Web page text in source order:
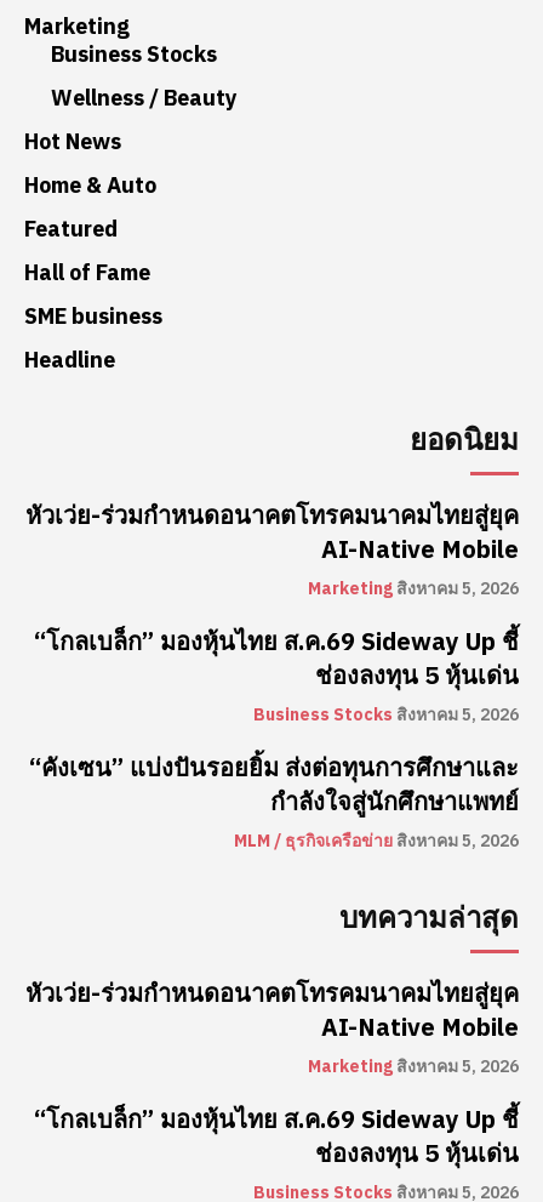
Marketing
Business Stocks
Wellness / Beauty
Hot News
Home & Auto
Featured
Hall of Fame
SME business
Headline
ยอดนิยม
หัวเว่ย-ร่วมกำหนดอนาคตโทรคมนาคมไทยสู่ยุค
AI-Native Mobile
Marketingสิงหาคม 5, 2026
“โกลเบล็ก” มองหุ้นไทย ส.ค.69 Sideway Up ชี้
ช่องลงทุน 5 หุ้นเด่น
Business Stocks สิงหาคม 5, 2026
“คังเซน” แบ่งปันรอยยิ้ม ส่งต่อทุนการศึกษาและ
กำลังใจสู่นักศึกษาแพทย์
MLM / ธุรกิจเครือข่ายสิงหาคม 5, 2026
บทความล่าสุด
หัวเว่ย-ร่วมกำหนดอนาคตโทรคมนาคมไทยสู่ยุค
AI-Native Mobile
Marketingสิงหาคม 5, 2026
“โกลเบล็ก” มองหุ้นไทย ส.ค.69 Sideway Up ชี้
ช่องลงทุน 5 หุ้นเด่น
Business Stocks สิงหาคม 5, 2026